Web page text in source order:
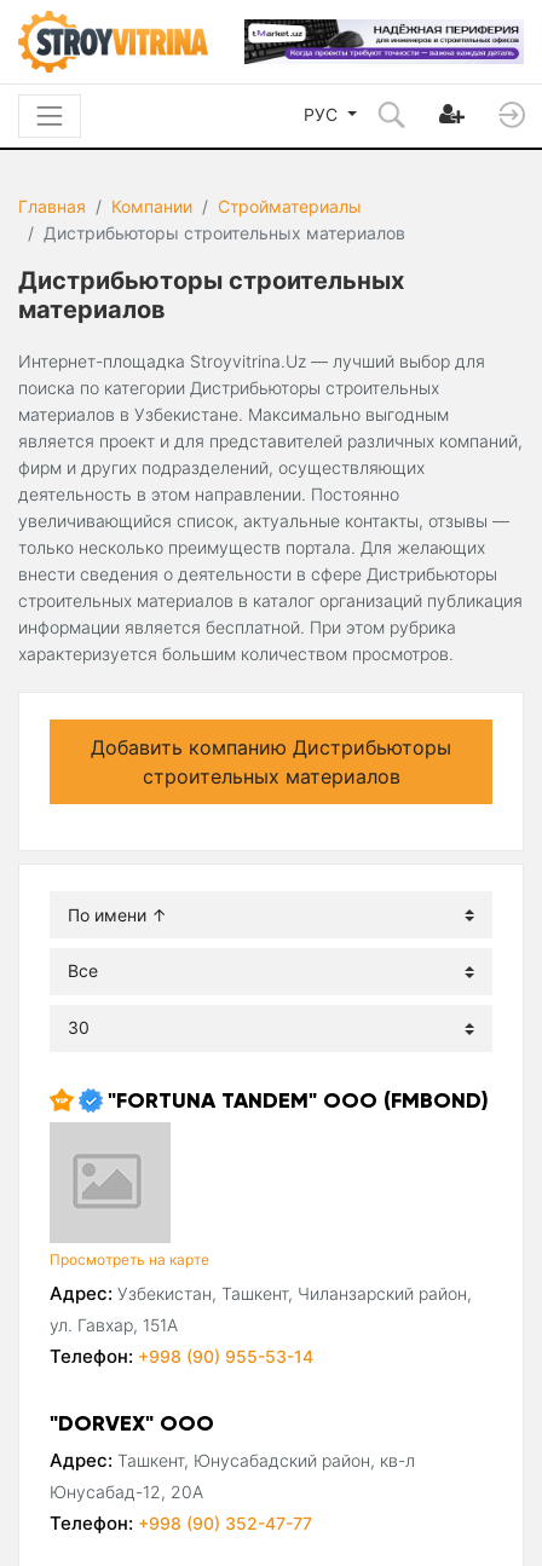
РУС
Главная Компании
Стройматериалы
Дистрибьюторы строительных материалов
Дистрибьюторы строительных
материалов
Интернет-площадка Stroyvitrina.Uz — лучший выбор для
поиска по категории Дистрибьюторы строительных
материалов в Узбекистане. Максимально выгодным
является проект и для представителей различных компаний,
фирм и других подразделений, осуществляющих
деятельность в этом направлении. Постоянно
увеличивающийся список, актуальные контакты, отзывы —
только несколько преимуществ портала. Для желающих
внести сведения о деятельности в сфере Дистрибьюторы
строительных материалов в каталог организаций публикация
информации является бесплатной. При этом рубрика
характеризуется большим количеством просмотров.
Добавить компанию Дистрибьюторы
строительных материалов
"FORTUNA TANDEM" ООО (FMBOND)
Просмотреть на карте
Адрес: Узбекистан, Ташкент, Чиланзарский район,
ул. Гавхар, 151А
Телефон: +998 (90) 955-53-14
"DORVEX" ООО
Адрес: Ташкент, Юнусабадский район, кв-л
Юнусабад-12, 20А
Телефон: +998 (90) 352-47-77